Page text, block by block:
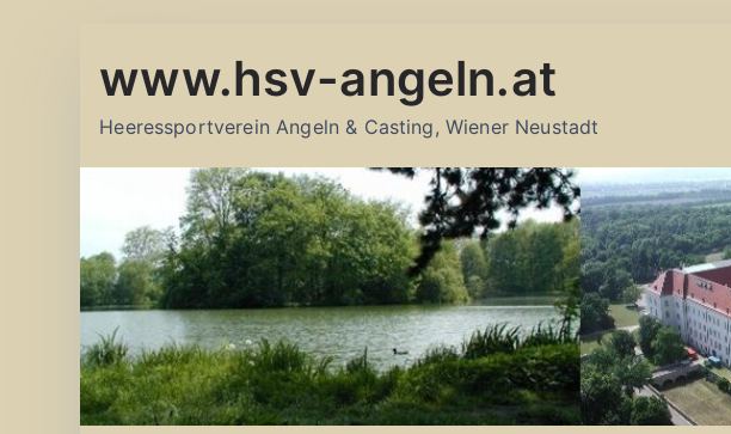
Inhalt
www.hsv-angeln.at
Heeressportverein Angeln & Casting, Wiener Neustadt